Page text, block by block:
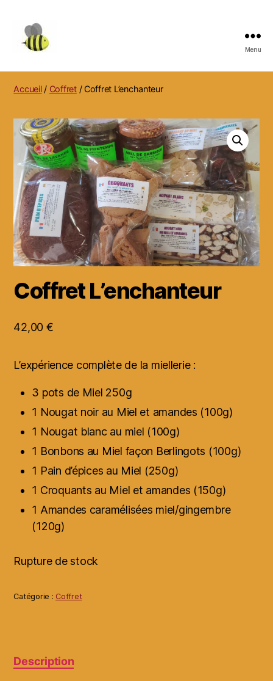
REBUFFO
APICULTEUR,
FRELONS
Menu
Accueil/ Coffret/ Coffret L’enchanteur
Coffret L’enchanteur
42,00 €
L’expérience complète de la miellerie :
3 pots de Miel 250g
1 Nougat noir au Miel et amandes (100g)
1 Nougat blanc au miel (100g)
1 Bonbons au Miel façon Berlingots (100g)
1 Pain d’épices au Miel (250g)
1 Croquants au Miel et amandes (150g)
1 Amandes caramélisées miel/gingembre
(120g)
Rupture de stock
Catégorie : Coffret
Description